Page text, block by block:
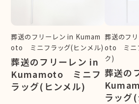
葬送のフリーレン in Kumam
oto ミニフラッグ(ヒンメル)
葬送のフリーレン in
Kumamoto ミニフ
ラッグ(ヒンメル)
葬送のフ
oto ミニ
ク)
葬送の
ラッグ